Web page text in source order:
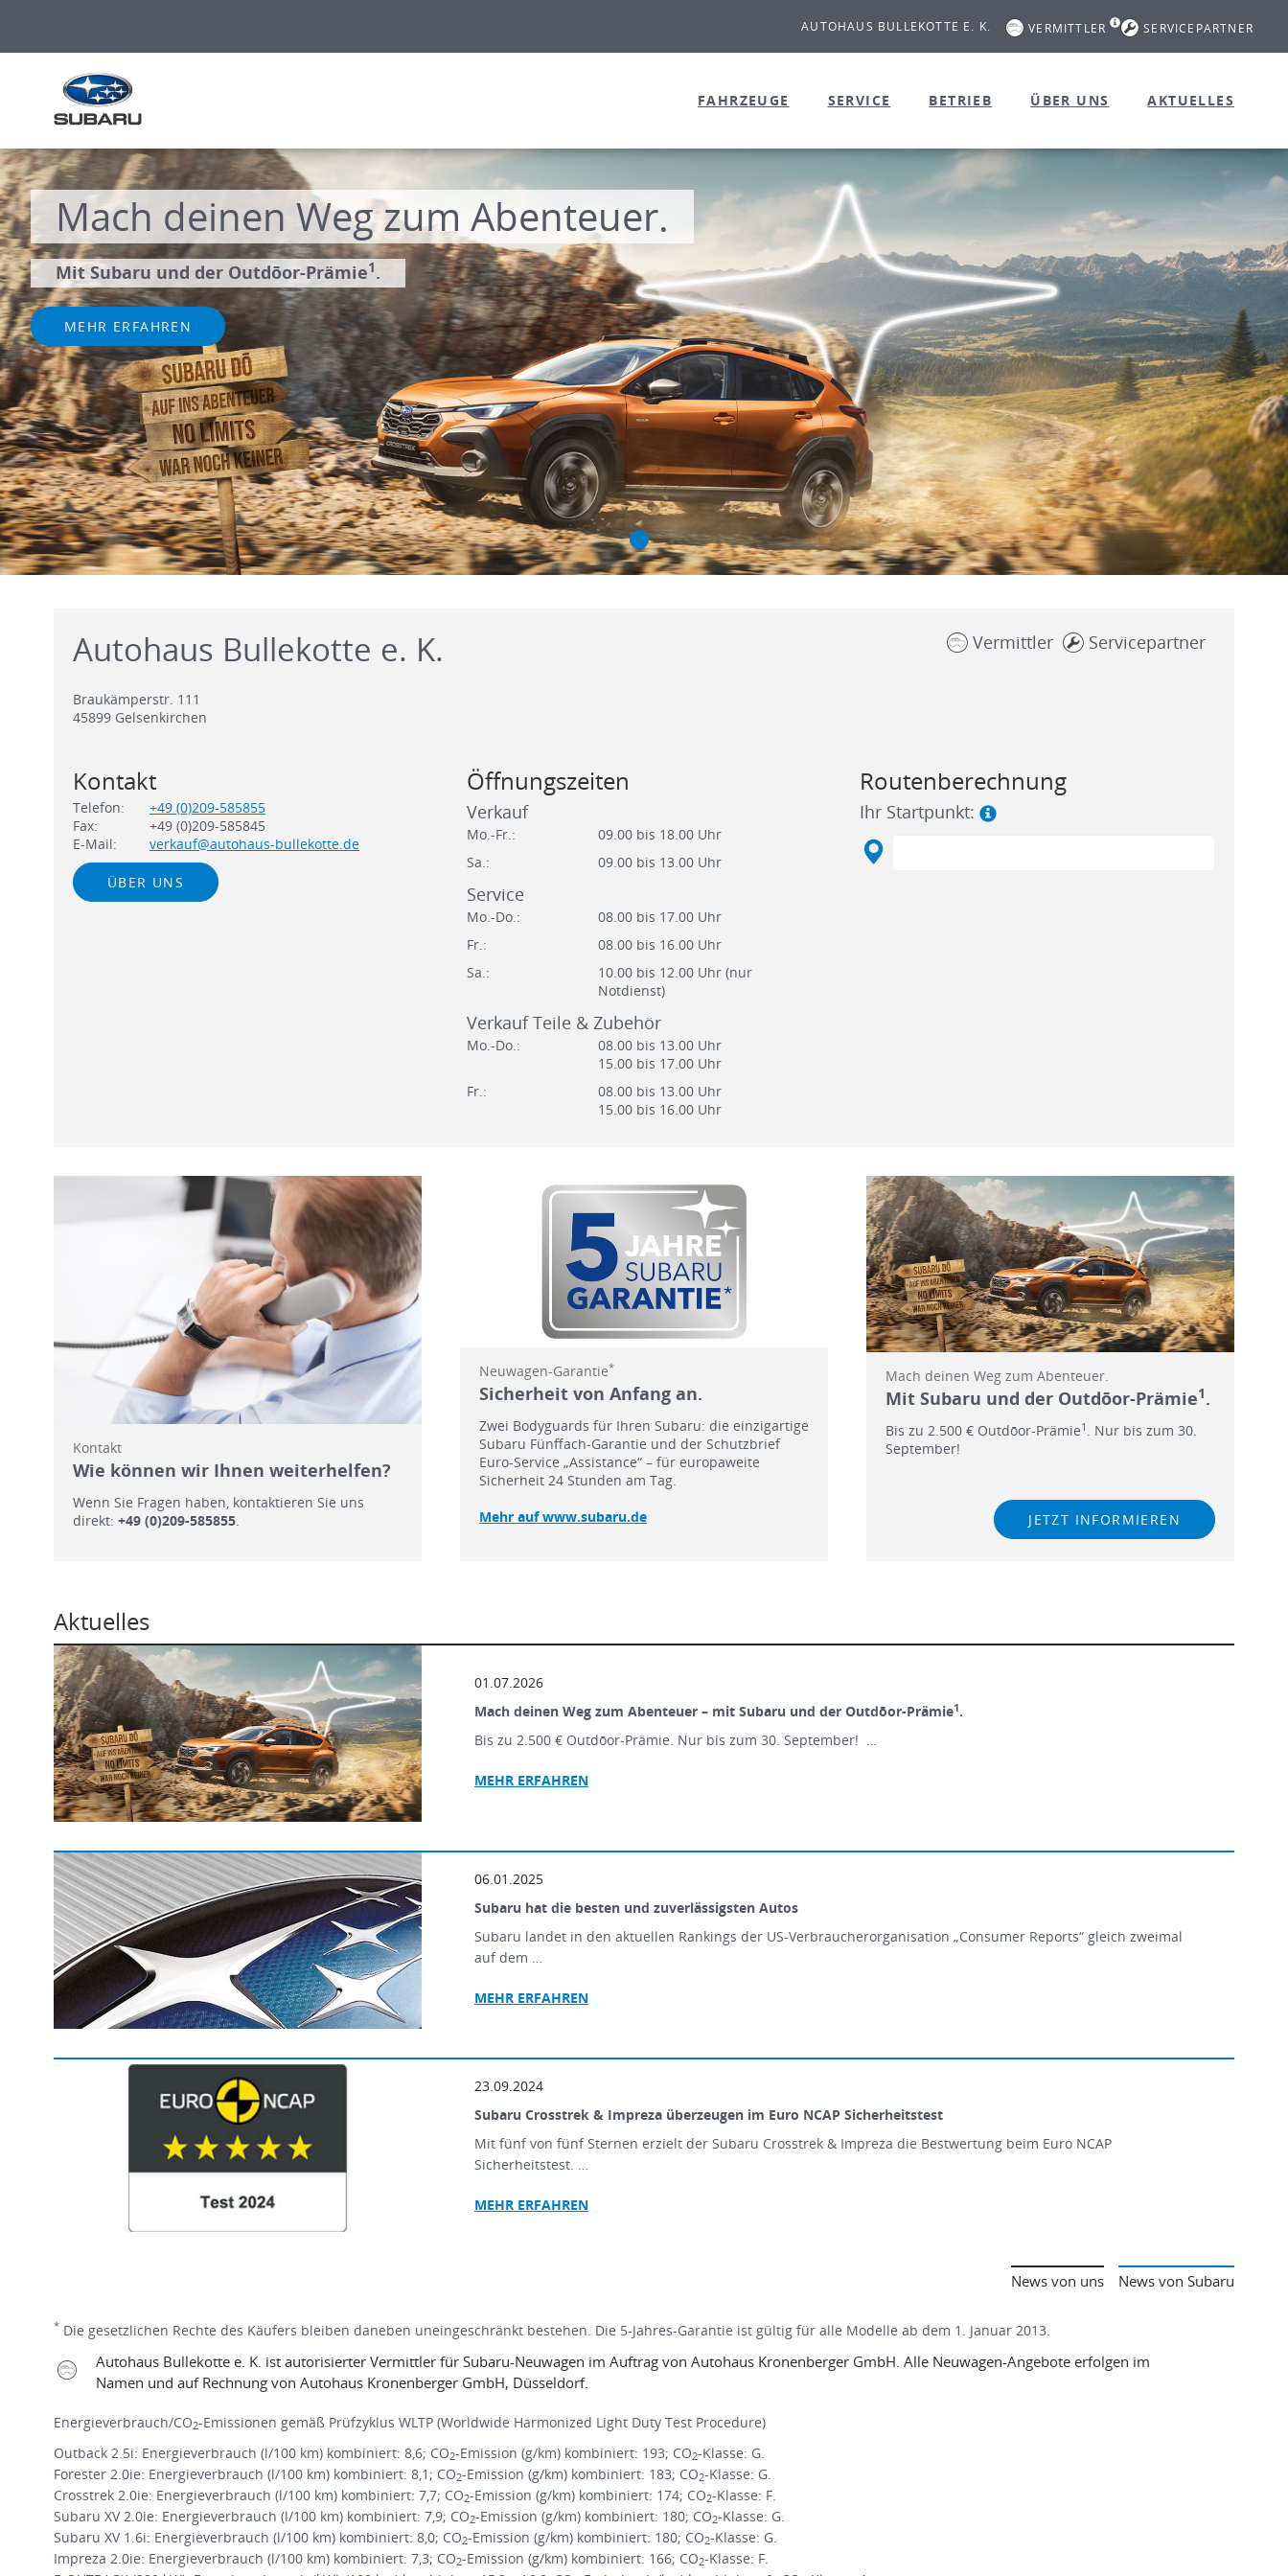
AUTOHAUS BULLEKOTTE E. K. VERMITTLER SERVICEPARTNER
FAHRZEUGE SERVICE BETRIEB ÜBER UNS AKTUELLES
Mach deinen Weg zum Abenteuer.
Mit Subaru und der Outdōor-Prämie1.
MEHR ERFAHREN
Autohaus Bullekotte e. K.
Braukämperstr. 111
45899 Gelsenkirchen
Vermittler Servicepartner
Kontakt
Telefon:
+49 (0)209-585855
Fax:
+49 (0)209-585845
E-Mail:
verkauf@autohaus-bullekotte.de
ÜBER UNS
Öffnungszeiten
Verkauf
Mo.-Fr.:
09.00 bis 18.00 Uhr
Sa.:
09.00 bis 13.00 Uhr
Service
Mo.-Do.:
08.00 bis 17.00 Uhr
Fr.:
08.00 bis 16.00 Uhr
Sa.:
10.00 bis 12.00 Uhr (nur
Notdienst)
Verkauf Teile & Zubehör
Mo.-Do.:
08.00 bis 13.00 Uhr
15.00 bis 17.00 Uhr
Fr.:
08.00 bis 13.00 Uhr
15.00 bis 16.00 Uhr
Routenberechnung
Ihr Startpunkt:
Kontakt
Wie können wir Ihnen weiterhelfen?
Wenn Sie Fragen haben, kontaktieren Sie uns
direkt: +49 (0)209-585855
Neuwagen-Garantie*
Sicherheit von Anfang an.
Zwei Bodyguards für Ihren Subaru: die einzigartige
Subaru Fünffach-Garantie und der Schutzbrief
Euro-Service „Assistance“ – für europaweite
Sicherheit 24 Stunden am Tag.
Mehr auf www.subaru.de
Mach deinen Weg zum Abenteuer.
Mit Subaru und der Outdōor-Prämie1.
Bis zu 2.500 € Outdōor-Prämie1 . Nur bis zum 30.
September!
JETZT INFORMIEREN
Aktuelles
01.07.2026
Mach deinen Weg zum Abenteuer – mit Subaru und der Outdōor-Prämie1.
Bis zu 2.500 € Outdōor-Prämie. Nur bis zum 30. September! …
MEHR ERFAHREN
06.01.2025
Subaru hat die besten und zuverlässigsten Autos
Subaru landet in den aktuellen Rankings der US-Verbraucherorganisation „Consumer Reports“ gleich zweimal
auf dem …
MEHR ERFAHREN
23.09.2024
Subaru Crosstrek & Impreza überzeugen im Euro NCAP Sicherheitstest
Mit fünf von fünf Sternen erzielt der Subaru Crosstrek & Impreza die Bestwertung beim Euro NCAP
Sicherheitstest. …
MEHR ERFAHREN
News von Subaru
News von uns
* Die gesetzlichen Rechte des Käufers bleiben daneben uneingeschränkt bestehen. Die 5-Jahres-Garantie ist gültig für alle Modelle ab dem 1. Januar 2013.
Autohaus Bullekotte e. K. ist autorisierter Vermittler für Subaru-Neuwagen im Auftrag von Autohaus Kronenberger GmbH. Alle Neuwagen-Angebote erfolgen im
Namen und auf Rechnung von Autohaus Kronenberger GmbH, Düsseldorf.
Energieverbrauch/CO2-Emissionen gemäß Prüfzyklus WLTP (Worldwide Harmonized Light Duty Test Procedure)
Outback 2.5i: Energieverbrauch (l/100 km) kombiniert: 8,6; CO2-Emission (g/km) kombiniert: 193; CO2-Klasse: G.
Forester 2.0ie: Energieverbrauch (l/100 km) kombiniert: 8,1; CO2-Emission (g/km) kombiniert: 183; CO2-Klasse: G.
Crosstrek 2.0ie: Energieverbrauch (l/100 km) kombiniert: 7,7; CO2-Emission (g/km) kombiniert: 174; CO2-Klasse: F.
Subaru XV 2.0ie: Energieverbrauch (l/100 km) kombiniert: 7,9; CO2-Emission (g/km) kombiniert: 180; CO2-Klasse: G.
Subaru XV 1.6i: Energieverbrauch (l/100 km) kombiniert: 8,0; CO2-Emission (g/km) kombiniert: 180; CO2-Klasse: G.
Impreza 2.0ie: Energieverbrauch (l/100 km) kombiniert: 7,3; CO2-Emission (g/km) kombiniert: 166; CO2-Klasse: F.